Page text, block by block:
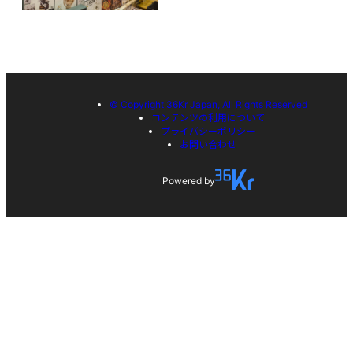
© Copyright 36Kr Japan, All Rights Reserved
コンテンツの利用について
プライバシーポリシー
お問い合わせ
Powered by